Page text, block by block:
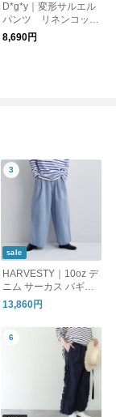
D*g*y｜変形サルエル
パンツ リネンコット
ン D3241
8,690円
sale
HARVESTY｜10oz デ
ニム サーカス バギー
パンツ a12316
13,860円